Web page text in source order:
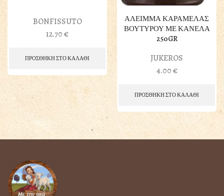
BONFISSUTO
12.70€
ΠΡΟΣΘΗΚΗ ΣΤΟ ΚΑΛΑΘΙ
ΑΛΕΙΜΜΑ ΚΑΡΑΜΕΛΑΣ
ΒΟΥΤΥΡΟΥ ΜΕ ΚΑΝΕΛΑ
250GR
JUKEROS
4.00€
ΠΡΟΣΘΗΚΗ ΣΤΟ ΚΑΛΑΘΙ